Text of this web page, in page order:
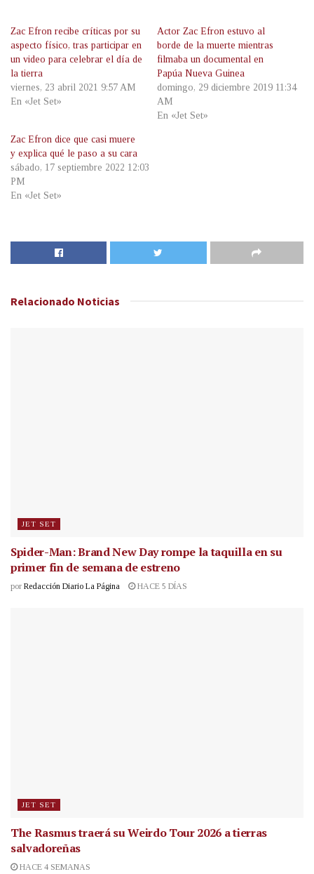
Zac Efron recibe críticas por su
aspecto físico, tras participar en
un video para celebrar el día de
la tierra
viernes, 23 abril 2021 9:57 AM
En «Jet Set»
Actor Zac Efron estuvo al
borde de la muerte mientras
filmaba un documental en
Papúa Nueva Guinea
domingo, 29 diciembre 2019 11:34
AM
En «Jet Set»
Zac Efron dice que casi muere
y explica qué le paso a su cara
sábado, 17 septiembre 2022 12:03
PM
En «Jet Set»
Relacionado Noticias
JET SET
Spider-Man: Brand New Day rompe la taquilla en su
primer fin de semana de estreno
por Redacción Diario La Página HACE 5 DÍAS
JET SET
The Rasmus traerá su Weirdo Tour 2026 a tierras
salvadoreñas
HACE 4 SEMANAS